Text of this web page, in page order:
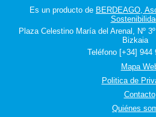
Es un producto de BERDEAGO,
Plaza Celestino María del Arenal, Nº
Bizkaia
Teléfono [+34] 944
Mapa
Politica de
Contacto
Quiénes